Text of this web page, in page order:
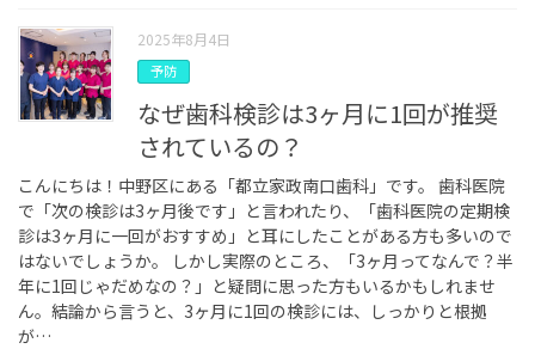
2025年8月4日
予防
なぜ歯科検診は3ヶ月に1回が推奨
されているの？
こんにちは！中野区にある「都立家政南口歯科」です。 歯科医院
で「次の検診は3ヶ月後です」と言われたり、「歯科医院の定期検
診は3ヶ月に一回がおすすめ」と耳にしたことがある方も多いので
はないでしょうか。 しかし実際のところ、「3ヶ月ってなんで？半
年に1回じゃだめなの？」と疑問に思った方もいるかもしれませ
ん。結論から言うと、3ヶ月に1回の検診には、しっかりと根拠
が…